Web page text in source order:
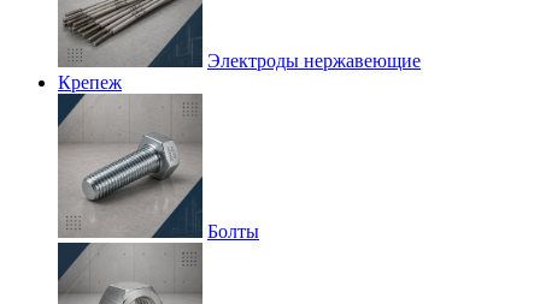
Электроды нержавеющие
Крепеж
Болты